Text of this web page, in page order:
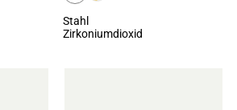
Stahl
Zirkoniumdioxid